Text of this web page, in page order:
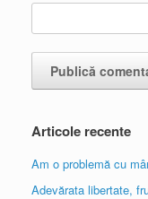
Articole recente
Am o problemă cu
Adevărata libertate,